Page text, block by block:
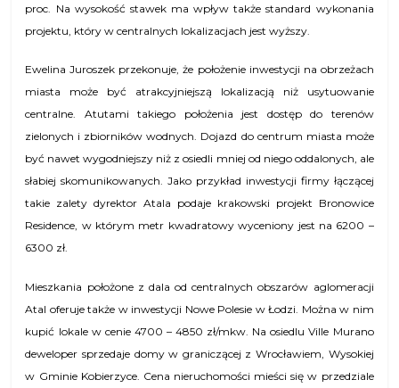
proc. Na wysokość stawek ma wpływ także standard wykonania
projektu, który w centralnych lokalizacjach jest wyższy.
Ewelina Juroszek przekonuje, że położenie inwestycji na obrzeżach
miasta może być atrakcyjniejszą lokalizacją niż usytuowanie
centralne. Atutami takiego położenia jest dostęp do terenów
zielonych i zbiorników wodnych. Dojazd do centrum miasta może
być nawet wygodniejszy niż z osiedli mniej od niego oddalonych, ale
słabiej skomunikowanych. Jako przykład inwestycji firmy łączącej
takie zalety dyrektor Atala podaje krakowski projekt Bronowice
Residence, w którym metr kwadratowy wyceniony jest na 6200 –
6300 zł.
Mieszkania położone z dala od centralnych obszarów aglomeracji
Atal oferuje także w inwestycji Nowe Polesie w Łodzi. Można w nim
kupić lokale w cenie 4700 – 4850 zł/mkw. Na osiedlu Ville Murano
deweloper sprzedaje domy w graniczącej z Wrocławiem, Wysokiej
w Gminie Kobierzyce. Cena nieruchomości mieści się w przedziale